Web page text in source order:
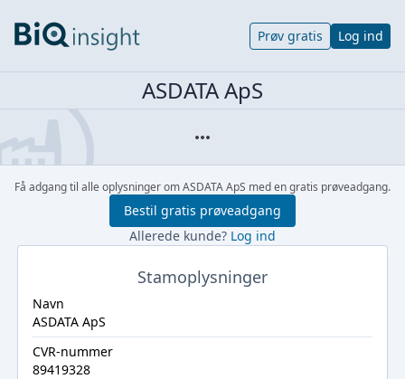
Prøv gratis Log ind
ASDATA ApS
Få adgang til alle oplysninger om ASDATA ApS med en gratis prøveadgang.
Bestil gratis prøveadgang
Allerede kunde? Log ind
Stamoplysninger
Navn
ASDATA ApS
CVR-nummer
89419328